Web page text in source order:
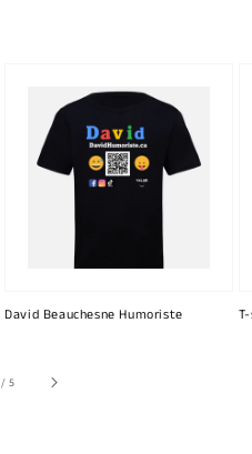
David Beauchesne Humoriste
/sur
5